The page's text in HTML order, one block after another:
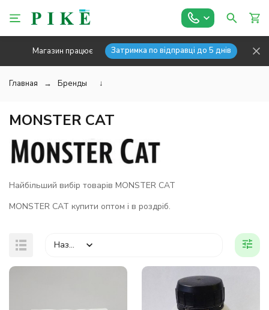
Магазин працює Затримка по відправці до 5 днів
Главная Бренды ↓
MONSTER CAT
Найбільший вибір товарів MONSTER CAT
MONSTER CAT купити оптом і в роздріб.
Назва